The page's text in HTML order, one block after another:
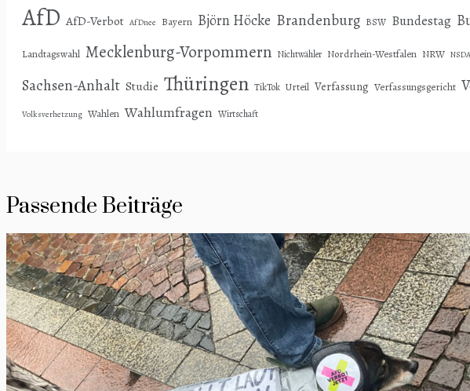
AfD AfD-Verbot AfDnee Bayern Björn Höcke Brandenburg BSW Bundestag
Landtagswahl Mecklenburg-Vorpommern Nichtwähler Nordrhein-Westfalen NRW
Sachsen-Anhalt Studie Thüringen TikTok Urteil Verfassung Verfassungsgericht
Volksverhetzung Wahlen Wahlumfragen Wirtschaft
Passende Beiträge